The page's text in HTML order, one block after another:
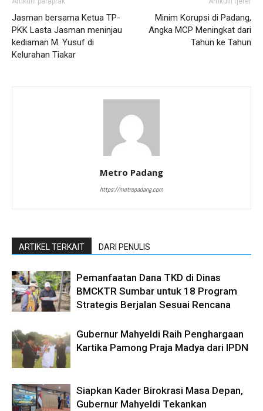
Jasman bersama Ketua TP-
PKK Lasta Jasman meninjau
kediaman M. Yusuf di
Kelurahan Tiakar
Minim Korupsi di Padang,
Angka MCP Meningkat dari
Tahun ke Tahun
Metro Padang
https://metropadang.com
ARTIKEL TERKAIT DARI PENULIS
Pemanfaatan Dana TKD di Dinas
BMCKTR Sumbar untuk 18 Program
Strategis Berjalan Sesuai Rencana
Gubernur Mahyeldi Raih Penghargaan
Kartika Pamong Praja Madya dari IPDN
Siapkan Kader Birokrasi Masa Depan,
Gubernur Mahyeldi Tekankan